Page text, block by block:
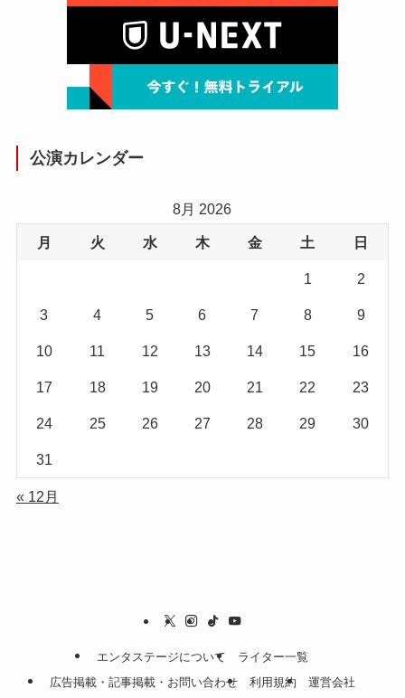
公演カレンダー
8月 2026
月 火 水 木 金 土 日
1 2
3 4 5 6 7 8 9
10 11 12 13 14 15 16
17 18 19 20 21 22 23
24 25 26 27 28 29 30
31
« 12月
エンタステージについて
ライター一覧
広告掲載・記事掲載・お問い合わせ
利用規約 運営会社